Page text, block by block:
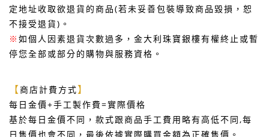
定地址收取欲退貨的商品(若未妥善包裝導致商品毀損，恕
不接受退貨)。
※ 如個人因素退貨次數過多，金大利珠寶銀樓有權終止或暫
停您全部或部分的購物與服務資格。
【商店計費方式】
每日金價+手工製作費=實際價格
基於每日金價不同，款式跟商品手工費用略有高低不同,每
日售價也會不同，最後依據實際購買金額為正確售價。